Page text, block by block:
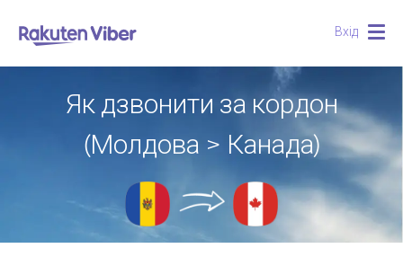
Вхід
Як дзвонити за кордон
(Молдова > Канада)